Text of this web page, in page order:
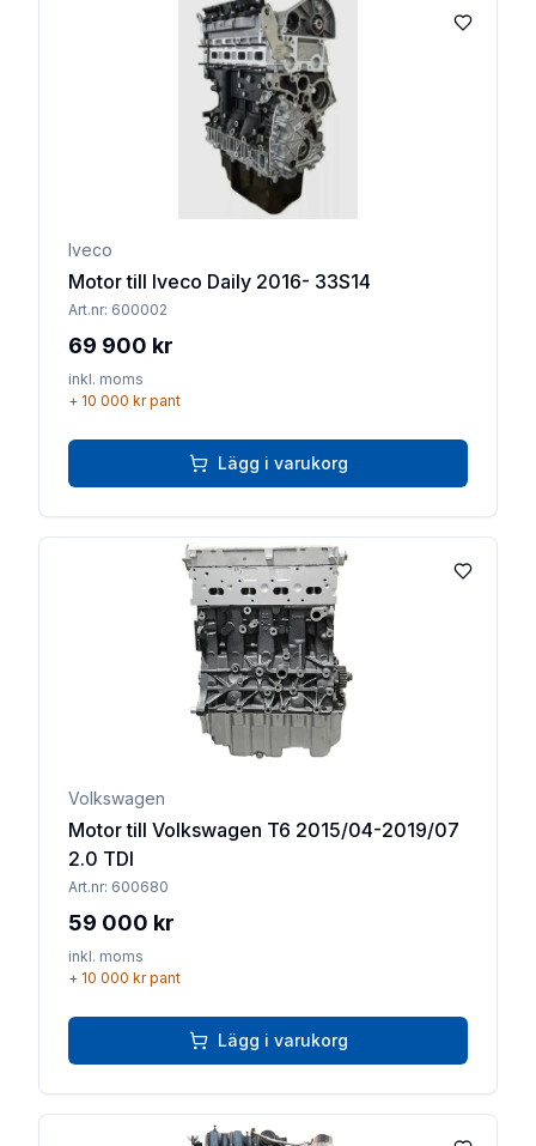
Lägg till
Iveco
Motor till Iveco Daily 2016- 33S14
Art.nr: 600002
69 900 kr
inkl. moms
+ 10 000 krpant
Lägg i varukorg
Lägg till
Volkswagen
Motor till Volkswagen T6 2015/04-2019/07
2.0 TDI
Art.nr: 600680
59 000 kr
inkl. moms
+ 10 000 krpant
Lägg i varukorg